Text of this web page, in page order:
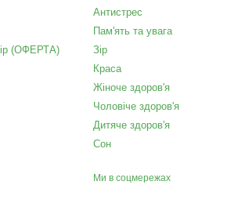
(ОФЕРТА)
Антистрес
Пам'ять та увага
Зір
Краса
Жіноче здоров'я
Чоловіче здоров'я
Дитяче здоров'я
Сон
Ми в соцмережах